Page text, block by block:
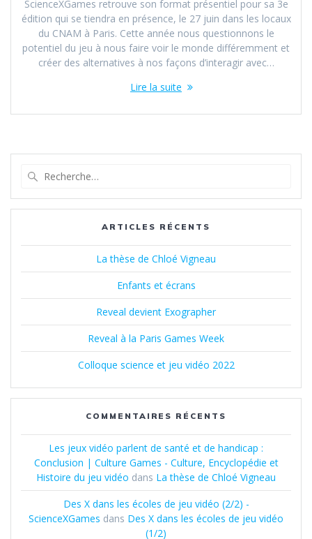
ScienceXGames retrouve son format présentiel pour sa 3e
édition qui se tiendra en présence, le 27 juin dans les locaux
du CNAM à Paris. Cette année nous questionnons le
potentiel du jeu à nous faire voir le monde différemment et
créer des alternatives à nos façons d’interagir avec…
Lire la suite
:
ARTICLES RÉCENTS
La thèse de Chloé Vigneau
Enfants et écrans
Reveal devient Exographer
Reveal à la Paris Games Week
Colloque science et jeu vidéo 2022
COMMENTAIRES RÉCENTS
Les jeux vidéo parlent de santé et de handicap :
Conclusion | Culture Games - Culture, Encyclopédie et
Histoire du jeu vidéo dans La thèse de Chloé Vigneau
Des X dans les écoles de jeu vidéo (2/2) -
ScienceXGames dans Des X dans les écoles de jeu vidéo
(1/2)